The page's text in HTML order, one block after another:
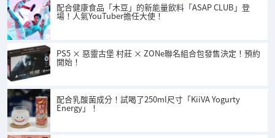
配合健康食品「木豆」的新能量飲料「ASAP CLUB」登
場！人氣YouTuber擔任大使！
PS5 × 惡靈古堡 村莊 × ZONe聯名組合包發售決定！預約
開始！
配合乳酸菌成分！試喝了250ml尺寸「KiiVA Yogurty
Energy」！